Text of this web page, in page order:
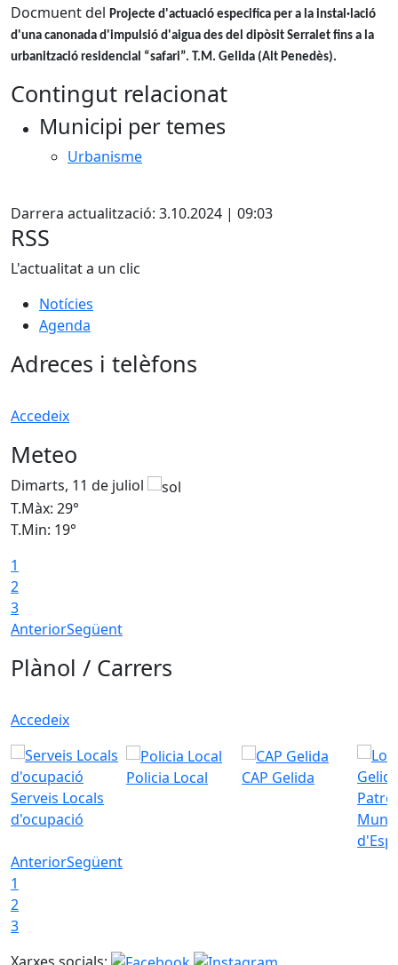
Docmuent del Projecte d'actuació especifica per a la instal·lació
d'una canonada d'impulsió d'aigua des del dipòsit Serralet fins a la
urbanització residencial “safari”. T.M. Gelida (Alt Penedès).
Contingut relacionat
Municipi per temes
Urbanisme
Darrera actualització: 3.10.2024 | 09:03
RSS
L'actualitat a un clic
Notícies
Agenda
Adreces i telèfons
Accedeix
Meteo
Dimarts, 11 de juliol
T.Màx: 29°
T.Min: 19°
1
2
3
AnteriorSegüent
Plànol / Carrers
Accedeix
Serveis Locals
d'ocupació
Policia Local
CAP Gelida
AnteriorSegüent
1
2
3